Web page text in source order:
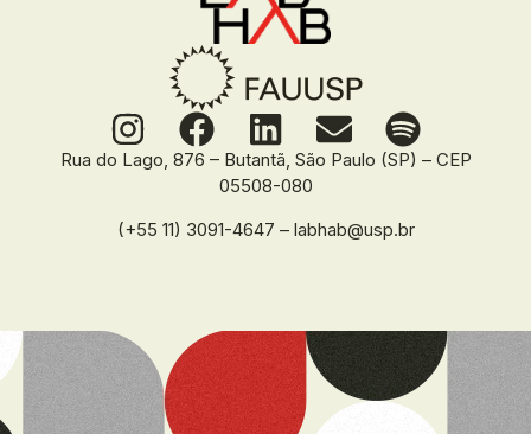
Rua do Lago, 876 – Butantã, São Paulo (SP) – CEP
05508-080
(+55 11) 3091-4647 – labhab@usp.br